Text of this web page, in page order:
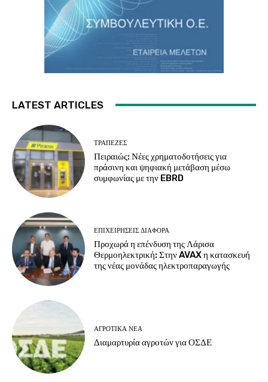
LATEST ARTICLES
ΤΡΆΠΕΖΕΣ
Πειραιώς: Νέες χρηματοδοτήσεις για
πράσινη και ψηφιακή μετάβαση μέσω
συμφωνίας με την EBRD
ΕΠΙΧΕΙΡΉΣΕΙΣ ΔΙΆΦΟΡΑ
Προχωρά η επένδυση της Λάρισα
Θερμοηλεκτρική: Στην AVAX η κατασκευή
της νέας μονάδας ηλεκτροπαραγωγής
ΑΓΡΟΤΙΚΆ ΝΈΑ
Διαμαρτυρία αγροτών για ΟΣΔΕ